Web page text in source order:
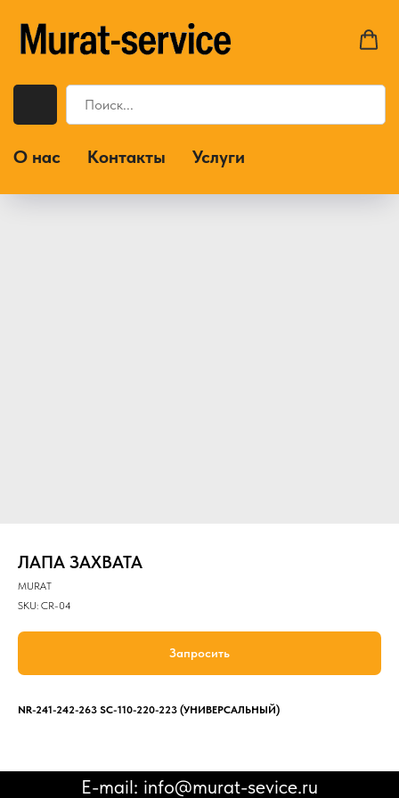
О нас Контакты Услуги
ЛАПА ЗАХВАТА
MURAT
SKU: CR-04
Запросить
NR-241-242-263 SC-110-220-223 (УНИВЕРСАЛЬНЫЙ)
E-mail: info@murat-sevice.ru